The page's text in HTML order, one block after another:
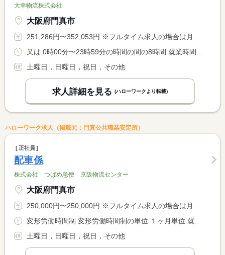
大幸物流株式会社
大阪府門真市
251,286円〜352,053円 ※フルタイム求人の場合は月額（換算額）、パート求人の場合は時間額を表示しています。
又は 0時00分〜23時59分の時間の間の8時間 就業時間に関する特記事項 ※勤務時間帯は早朝・深夜スタートがあります。
土曜日，日曜日，祝日，その他
求人詳細を見る (ハローワークより転載)
ハローワーク求人（掲載元：門真公共職業安定所）
正社員
配車係
株式会社 つばめ急便 京阪物流センター
大阪府門真市
250,000円〜250,000円 ※フルタイム求人の場合は月額（換算額）、パート求人の場合は時間額を表示しています。
変形労働時間制 変形労働時間制の単位 １ヶ月単位 就業時間１ 8時30分〜17時30分
土曜日，日曜日，祝日，その他